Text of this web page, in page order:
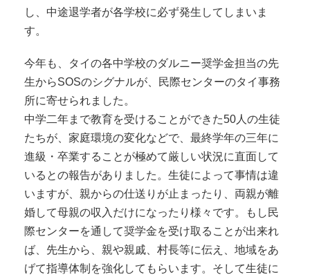
し、中途退学者が各学校に必ず発生してしまいま
す。
今年も、タイの各中学校のダルニー奨学金担当の先
生からSOSのシグナルが、民際センターのタイ事務
所に寄せられました。
中学二年まで教育を受けることができた50人の生徒
たちが、家庭環境の変化などで、最終学年の三年に
進級・卒業することが極めて厳しい状況に直面して
いるとの報告がありました。生徒によって事情は違
いますが、親からの仕送りが止まったり、両親が離
婚して母親の収入だけになったり様々です。もし民
際センターを通して奨学金を受け取ることが出来れ
ば、先生から、親や親戚、村長等に伝え、地域をあ
げて指導体制を強化してもらいます。そして生徒に